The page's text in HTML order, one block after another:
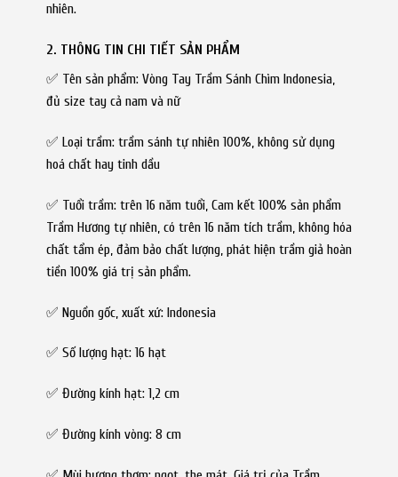
nhiên.
2. THÔNG TIN CHI TIẾT SẢN PHẨM
✅ Tên sản phẩm: Vòng Tay Trầm Sánh Chìm Indonesia,
đủ size tay cả nam và nữ
✅ Loại trầm: trầm sánh tự nhiên 100%, không sử dụng
hoá chất hay tinh dầu
✅ Tuổi trầm: trên 16 năm tuổi, Cam kết 100% sản phẩm
Trầm Hương tự nhiên, có trên 16 năm tích trầm, không hóa
chất tẩm ép, đảm bảo chất lượng, phát hiện trầm giả hoàn
tiền 100% giá trị sản phẩm.
✅ Nguồn gốc, xuất xứ: Indonesia
✅ Số lượng hạt: 16 hạt
✅ Đường kính hạt: 1,2 cm
✅ Đường kính vòng: 8 cm